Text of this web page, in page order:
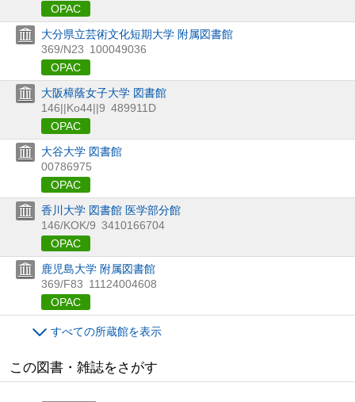
OPAC
大分県立芸術文化短期大学 附属図書館
369/N23 100049036
OPAC
大阪樟蔭女子大学 図書館
146||Ko44||9 489911D
OPAC
大谷大学 図書館
00786975
OPAC
香川大学 図書館 医学部分館
146/KOK/9 3410166704
OPAC
鹿児島大学 附属図書館
369/F83 11124004608
OPAC
すべての所蔵館を表示
この図書・雑誌をさがす